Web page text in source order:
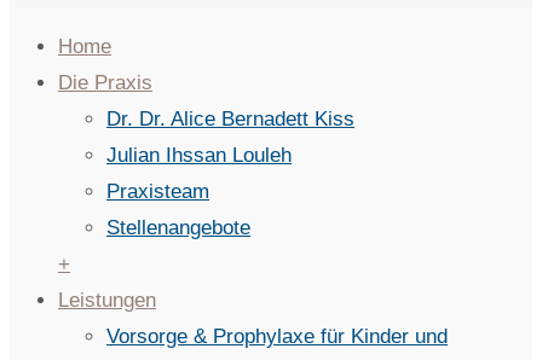
Home
Die Praxis
Dr. Dr. Alice Bernadett Kiss
Julian Ihssan Louleh
Praxisteam
Stellenangebote
+
Leistungen
Vorsorge & Prophylaxe für Kinder und